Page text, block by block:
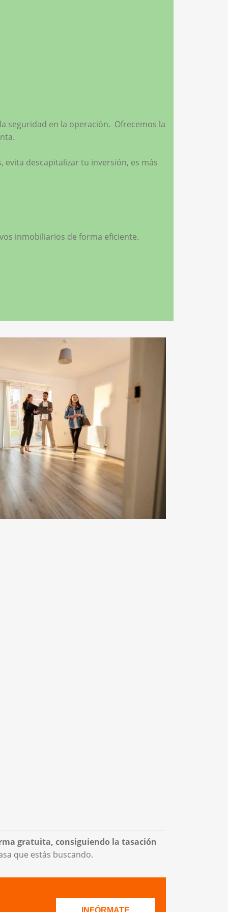
seguridad en la operación. Ofrecemos la
descapitalizar tu inversión, es más
inmobiliarios de forma eficiente.
gratuita, consiguiendo la tasación
que estás buscando.
INFÓRMATE